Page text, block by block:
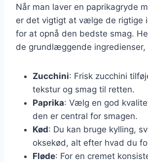
Når man laver en paprikagryde
er det vigtigt at vælge de rigtige
for at opnå den bedste smag.
de grundlæggende ingredienser,
Zucchini: Frisk zucchini
tekstur og smag til retten.
Paprika: Vælg en god
den er central for smagen.
Kød: Du kan bruge kylling,
oksekød, alt efter hvad du
Fløde: For en cremet